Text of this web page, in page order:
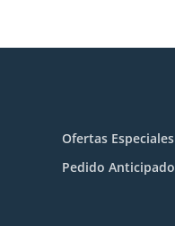
Ofertas Especiales
Pedido Anticipado